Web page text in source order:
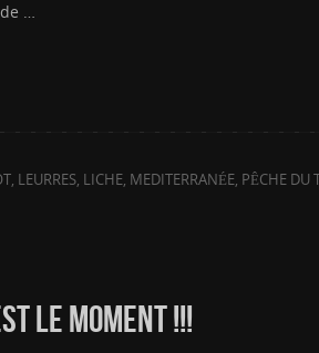
…
, LEURRES, LICHE, MEDITERRANÉE, PÊCHE DU
LE MOMENT !!!